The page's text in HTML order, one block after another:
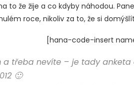
to že žije a co kdyby náhodou.
roce, nikoliv za to, že si
[hana-code-insert
a třeba nevíte – je tady
🙂